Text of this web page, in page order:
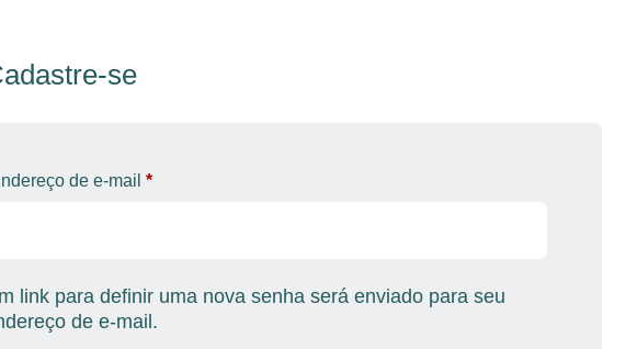
se
de e-mail *
link para definir uma nova senha será enviado para seu
de e-mail.